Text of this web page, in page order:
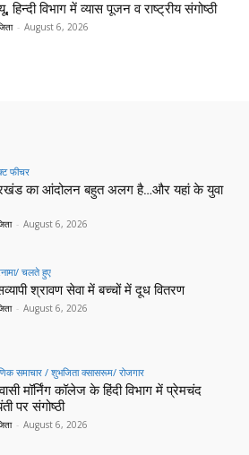
हिन्दी विभाग में व्यास पूजन व राष्ट्रीय संगोष्ठी
- August 6, 2026
फीचर
का आंदोलन बहुत अलग है…और यहां के युवा
- August 6, 2026
चलते हुए
श्रावण सेवा में बच्चों में दूध वितरण
- August 6, 2026
समाचार / शुभजिता क्सासरूम/ रोजगार
मॉर्निंग कॉलेज के हिंदी विभाग में प्रेमचंद
पर संगोष्ठी
- August 6, 2026